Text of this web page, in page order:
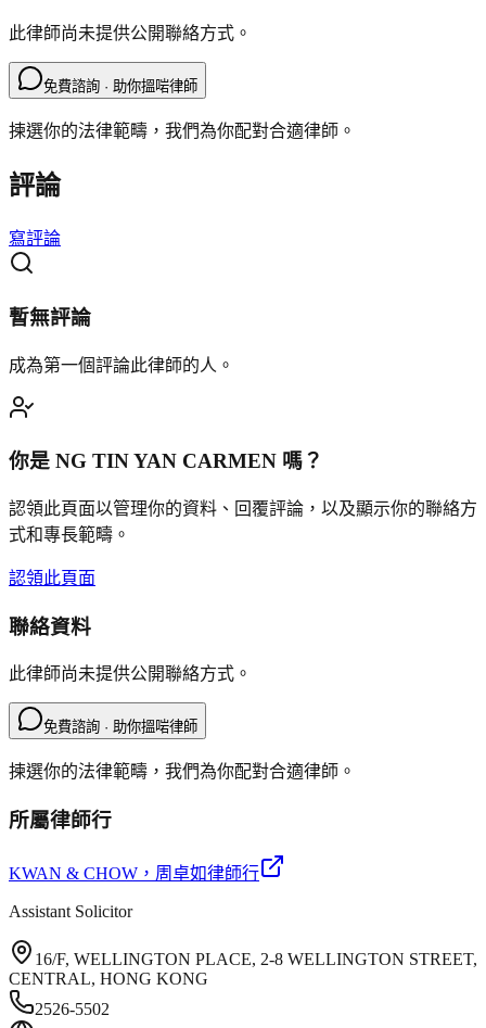
此律師尚未提供公開聯絡方式。
免費諮詢 · 助你搵啱律師
揀選你的法律範疇，我們為你配對合適律師。
評論
寫評論
暫無評論
成為第一個評論此律師的人。
你是 NG TIN YAN CARMEN 嗎？
認領此頁面以管理你的資料、回覆評論，以及顯示你的聯絡方
式和專長範疇。
認領此頁面
聯絡資料
此律師尚未提供公開聯絡方式。
免費諮詢 · 助你搵啱律師
揀選你的法律範疇，我們為你配對合適律師。
所屬律師行
KWAN & CHOW ，周卓如律師行
Assistant Solicitor
16/F, WELLINGTON PLACE, 2-8 WELLINGTON STREET,
CENTRAL, HONG KONG
2526-5502